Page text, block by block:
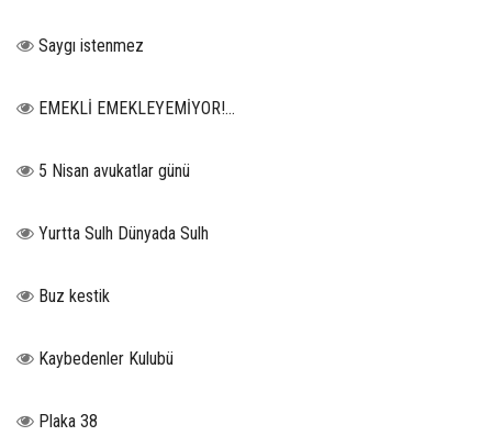
Saygı istenmez
EMEKLİ EMEKLEYEMİYOR!...
5 Nisan avukatlar günü
Yurtta Sulh Dünyada Sulh
Buz kestik
Kaybedenler Kulubü
Plaka 38